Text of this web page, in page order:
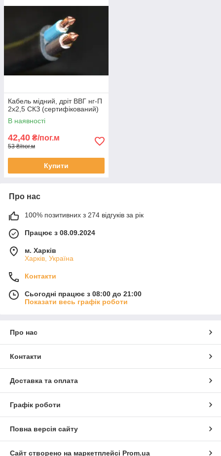
Кабель мідний, дріт ВВГ нг-П
2х2,5 СКЗ (сертифікований)
В наявності
42,40 ₴/пог.м
53 ₴/пог.м
Купити
Про нас
100% позитивних з 274 відгуків за рік
Працює з 08.09.2024
м. Харків
Харків, Україна
Контакти
Сьогодні працює з 08:00 до 21:00
Показати весь графік роботи
Про нас
Контакти
Доставка та оплата
Графік роботи
Повна версія сайту
Сайт створено на маркетплейсі Prom.ua